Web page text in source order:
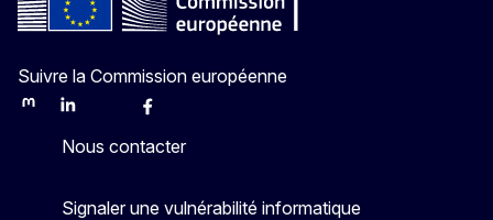
Suivre la Commission européenne
MastodonLinkedInBlueskyFacebook
Nous contacter
Signaler une vulnérabilité informatique